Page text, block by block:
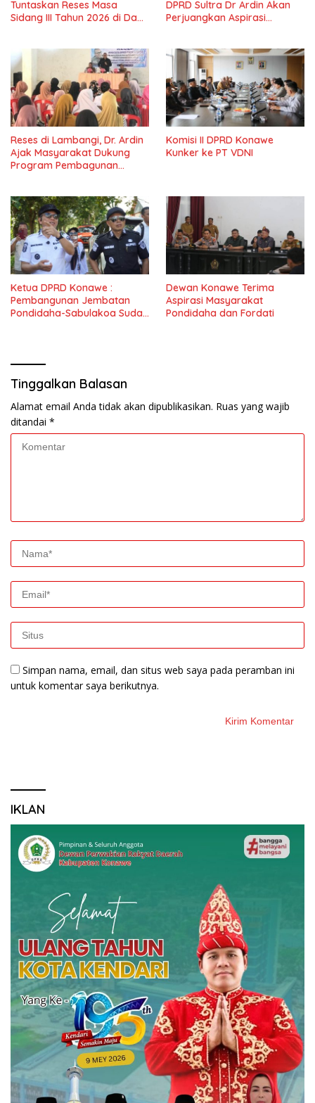
Tuntaskan Reses Masa
Sidang III Tahun 2026 di Dapil
DPRD Sultra Dr Ardin Akan
Perjuangkan Aspirasi
Reses di Lambangi, Dr. Ardin
Ajak Masyarakat Dukung
Program Pembagunan
Komisi II DPRD Konawe
Kunker ke PT VDNI
Ketua DPRD Konawe :
Pembangunan Jembatan
Pondidaha-Sabulakoa Sudah
Dewan Konawe Terima
Aspirasi Masyarakat
Pondidaha dan Fordati
Tinggalkan Balasan
Alamat email Anda tidak akan dipublikasikan. Ruas yang wajib
ditandai *
Simpan nama, email, dan situs web saya pada peramban ini
untuk komentar saya berikutnya.
IKLAN